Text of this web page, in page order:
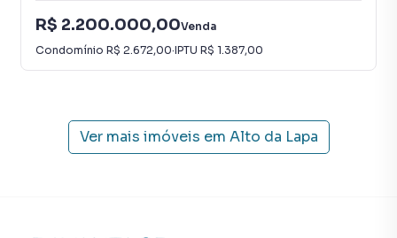
R$ 2.200.000,00Venda
Condomínio R$ 2.672,00·IPTU R$ 1.387,00
Ver mais imóveis em Alto da Lapa